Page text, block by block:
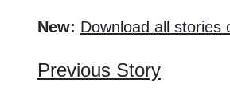
New: Download all stories
Previous Story